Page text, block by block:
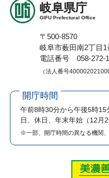
岐阜県庁
GIFU Prefectural Office
〒500-8570
岐阜市薮田南2丁目1
電話番号 058-272-
（法人番号
開庁時間
午前8時30分から午後5時15
日、休日、年末年始（12月
※一部、開庁時間の異なる機関、